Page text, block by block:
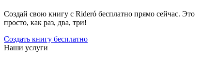
Создай свою книгу с Rideró бесплатно прямо сейчас. Это
просто, как раз, два, три!
Создать книгу бесплатно
Наши услуги